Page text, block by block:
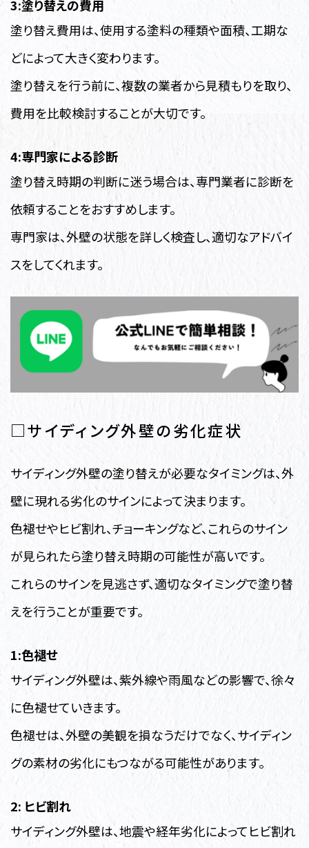
3:塗り替えの費用
塗り替え費用は、使用する塗料の種類や面積、工期な
どによって大きく変わります。
塗り替えを行う前に、複数の業者から見積もりを取り、
費用を比較検討することが大切です。
4:専門家による診断
塗り替え時期の判断に迷う場合は、専門業者に診断を
依頼することをおすすめします。
専門家は、外壁の状態を詳しく検査し、適切なアドバイ
スをしてくれます。
□サイディング外壁の劣化症状
サイディング外壁の塗り替えが必要なタイミングは、外
壁に現れる劣化のサインによって決まります。
色褪せやヒビ割れ、チョーキングなど、これらのサイン
が見られたら塗り替え時期の可能性が高いです。
これらのサインを見逃さず、適切なタイミングで塗り替
えを行うことが重要です。
1:色褪せ
サイディング外壁は、紫外線や雨風などの影響で、徐々
に色褪せていきます。
色褪せは、外壁の美観を損なうだけでなく、サイディン
グの素材の劣化にもつながる可能性があります。
2: ヒビ割れ
サイディング外壁は、地震や経年劣化によってヒビ割れ